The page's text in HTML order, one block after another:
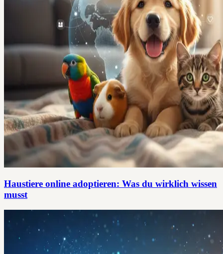
Haustiere online adoptieren: Was du wirklich wissen
musst